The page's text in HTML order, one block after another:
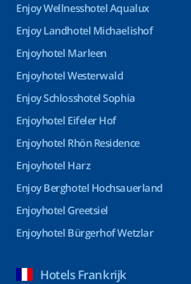
Enjoy Wellnesshotel Aqualux
Enjoy Landhotel Michaelishof
Enjoyhotel Marleen
Enjoyhotel Westerwald
Enjoy Schlosshotel Sophia
Enjoyhotel Eifeler Hof
Enjoyhotel Rhön Residence
Enjoyhotel Harz
Enjoy Berghotel Hochsauerland
Enjoyhotel Greetsiel
Enjoyhotel Bürgerhof Wetzlar
Hotels Frankrijk